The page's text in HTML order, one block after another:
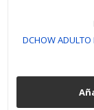
DCHOW ADULTO